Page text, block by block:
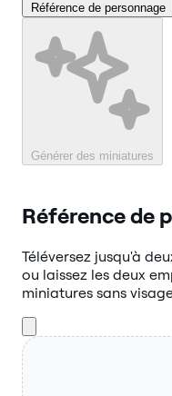
Référence de personnage
Générer des miniatures
Référence de
Téléversez jusqu'à
ou laissez les deux
miniatures sans